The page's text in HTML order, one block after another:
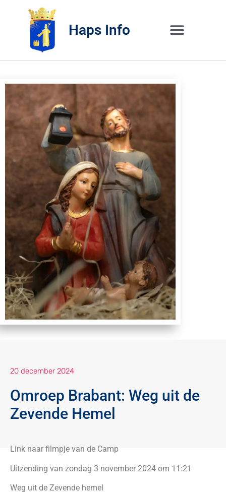
Haps Info
20 december 2024
Omroep Brabant: Weg uit de
Zevende Hemel
Link naar filmpje van de Camp
Uitzending van zondag 3 november 2024 om 11:21
Weg uit de Zevende hemel